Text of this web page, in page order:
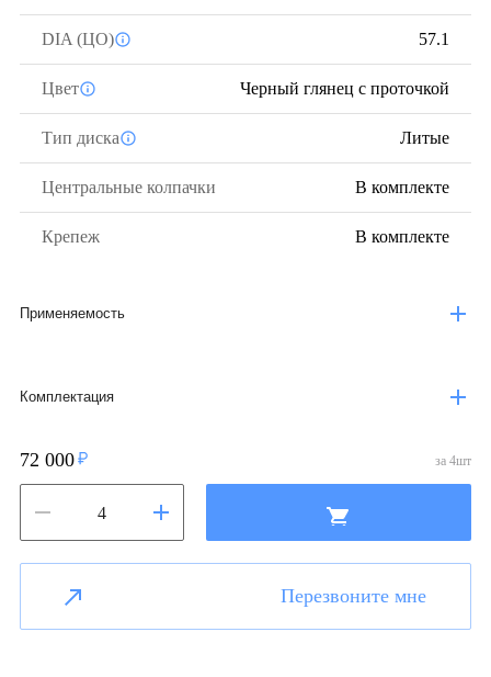
DIA (ЦО) 57.1
Цвет Черный глянец с проточкой
Тип диска Литые
Центральные колпачки В комплекте
Крепеж В комплекте
Применяемость
Комплектация
72 000 за 4шт
Перезвоните мне